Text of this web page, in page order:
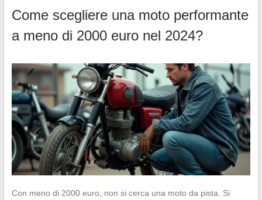
Come scegliere una moto performante
a meno di 2000 euro nel 2024?
Con meno di 2000 euro, non si cerca una moto da pista. Si